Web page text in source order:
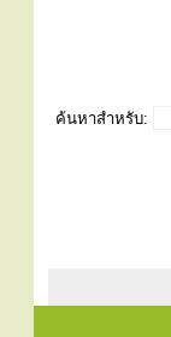
ค้นหาสำหรับ: